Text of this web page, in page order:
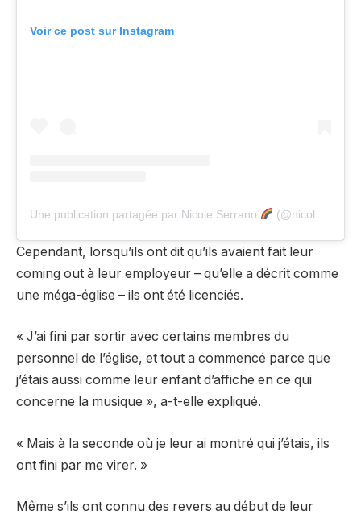
Voir ce post sur Instagram
Une publication partagée par Nicole Serrano (@nicoleserrano)
Cependant, lorsqu’ils ont dit qu’ils avaient fait leur
coming out à leur employeur – qu’elle a décrit comme
une méga-église – ils ont été licenciés.
« J’ai fini par sortir avec certains membres du
personnel de l’église, et tout a commencé parce que
j’étais aussi comme leur enfant d’affiche en ce qui
concerne la musique », a-t-elle expliqué.
« Mais à la seconde où je leur ai montré qui j’étais, ils
ont fini par me virer. »
Même s’ils ont connu des revers au début de leur